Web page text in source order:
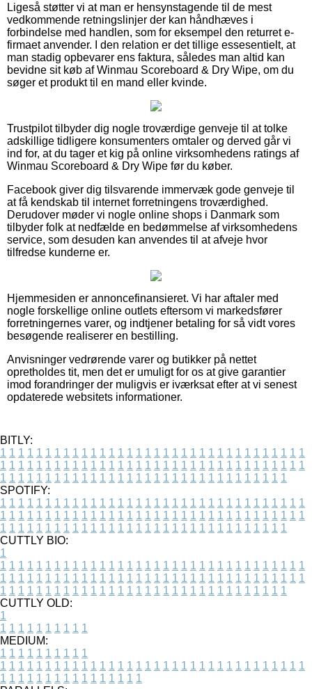
Ligeså støtter vi at man er hensynstagende til de mest
vedkommende retningslinjer der kan håndhæves i
forbindelse med handlen, som for eksempel den returret e-
firmaet anvender. I den relation er det tillige essesentielt, at
man stadig opbevarer ens faktura, således man altid kan
bevidne sit køb af Winmau Scoreboard & Dry Wipe, om du
søger et produkt til en mand eller kvinde.
Trustpilot tilbyder dig nogle troværdige genveje til at tolke
adskillige tidligere konsumenters omtaler og derved går vi
ind for, at du tager et kig på online virksomhedens ratings af
Winmau Scoreboard & Dry Wipe før du køber.
Facebook giver dig tilsvarende immervæk gode genveje til
at få kendskab til internet forretningens troværdighed.
Derudover møder vi nogle online shops i Danmark som
tilbyder folk at nedfælde en bedømmelse af virksomhedens
service, som desuden kan anvendes til at afveje hvor
tilfredse kunderne er.
Hjemmesiden er annoncefinansieret. Vi har aftaler med
nogle forskellige online outlets eftersom vi markedsfører
forretningernes varer, og indtjener betaling for så vidt vores
besøgende realiserer en bestilling.
Anvisninger vedrørende varer og butikker på nettet
opretholdes tit, men det er umuligt for os at give garantier
imod forandringer der muligvis er iværksat efter at vi senest
opdaterede websitets informationer.
BITLY:
1 1 1 1 1 1 1 1 1 1 1 1 1 1 1 1 1 1 1 1 1 1 1 1 1 1 1 1 1 1 1 1 1 1
1 1 1 1 1 1 1 1 1 1 1 1 1 1 1 1 1 1 1 1 1 1 1 1 1 1 1 1 1 1 1 1 1 1
1 1 1 1 1 1 1 1 1 1 1 1 1 1 1 1 1 1 1 1 1 1 1 1 1 1 1 1 1 1 1 1
SPOTIFY:
1 1 1 1 1 1 1 1 1 1 1 1 1 1 1 1 1 1 1 1 1 1 1 1 1 1 1 1 1 1 1 1 1 1
1 1 1 1 1 1 1 1 1 1 1 1 1 1 1 1 1 1 1 1 1 1 1 1 1 1 1 1 1 1 1 1 1 1
1 1 1 1 1 1 1 1 1 1 1 1 1 1 1 1 1 1 1 1 1 1 1 1 1 1 1 1 1 1 1 1
CUTTLY BIO:
1
1 1 1 1 1 1 1 1 1 1 1 1 1 1 1 1 1 1 1 1 1 1 1 1 1 1 1 1 1 1 1 1 1 1
1 1 1 1 1 1 1 1 1 1 1 1 1 1 1 1 1 1 1 1 1 1 1 1 1 1 1 1 1 1 1 1 1 1
1 1 1 1 1 1 1 1 1 1 1 1 1 1 1 1 1 1 1 1 1 1 1 1 1 1 1 1 1 1 1 1
CUTTLY OLD:
1
1 1 1 1 1 1 1 1 1 1
MEDIUM:
1 1 1 1 1 1 1 1 1 1
1 1 1 1 1 1 1 1 1 1 1 1 1 1 1 1 1 1 1 1 1 1 1 1 1 1 1 1 1 1 1 1 1 1
1 1 1 1 1 1 1 1 1 1 1 1 1 1 1 1